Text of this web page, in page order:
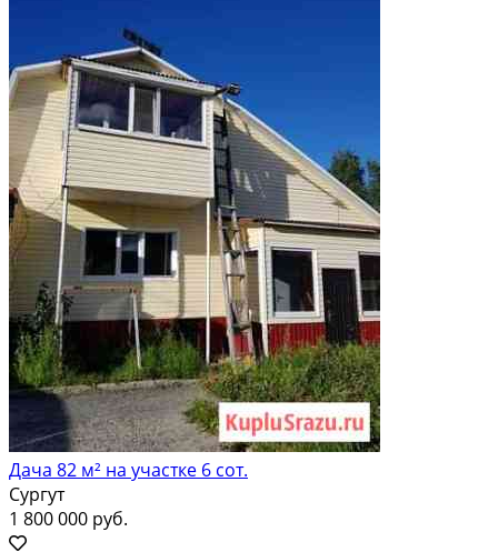
Дача 82 м² на участке 6 сот.
Сургут
1 800 000 руб.